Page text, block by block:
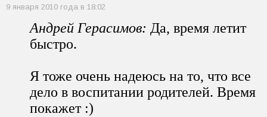
9 января 2010 года в 18:02
Андрей Герасимов: Да, время летит
быстро.
Я тоже очень надеюсь на то, что все
дело в воспитании родителей. Время
покажет :)